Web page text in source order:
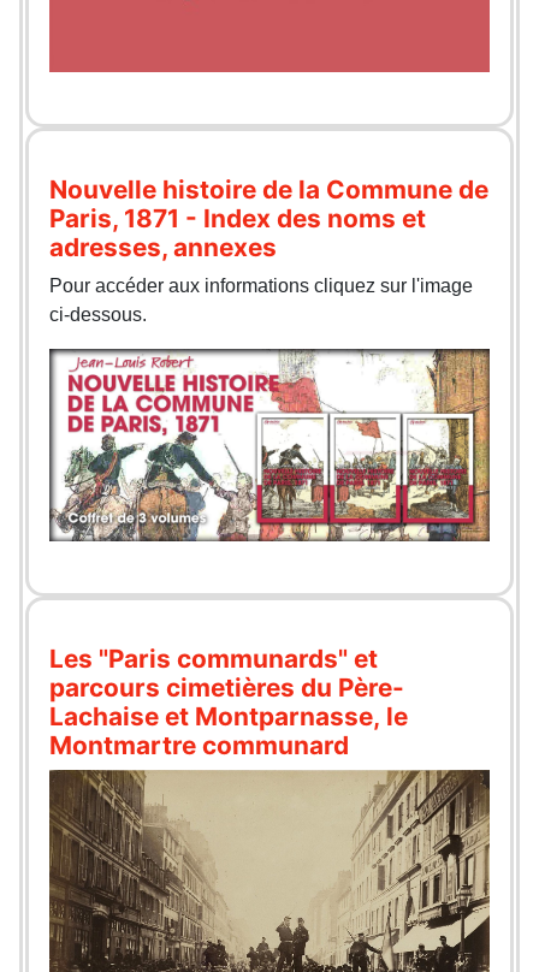
Nouvelle histoire de la Commune de
Paris, 1871 - Index des noms et
adresses, annexes
Pour accéder aux informations cliquez sur l'image
ci-dessous.
Les "Paris communards" et
parcours cimetières du Père-
Lachaise et Montparnasse, le
Montmartre communard